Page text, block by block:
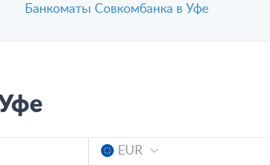
Банкоматы Совкомбанка в Уфе
EUR